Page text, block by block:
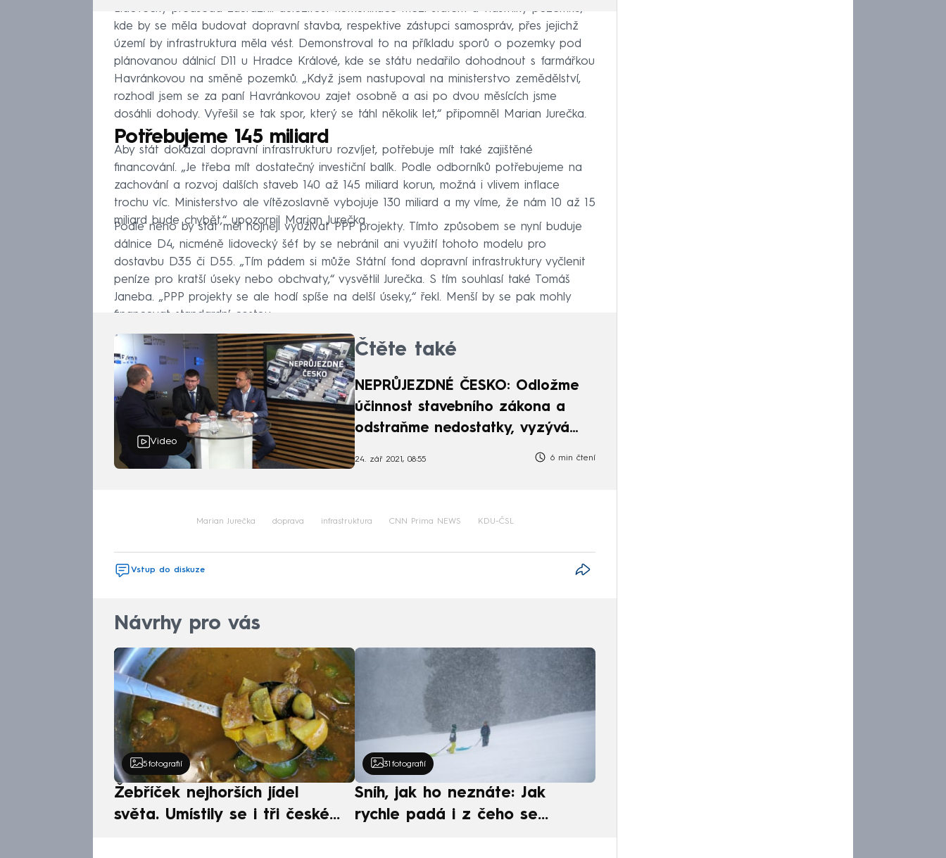
Lidovecký předseda zdůraznil důležitost komunikace mezi státem a vlastníky pozemků,
kde by se měla budovat dopravní stavba, respektive zástupci samospráv, přes jejichž
území by infrastruktura měla vést. Demonstroval to na příkladu sporů o pozemky pod
plánovanou dálnicí D11 u Hradce Králové, kde se státu nedařilo dohodnout s farmářkou
Havránkovou na směně pozemků. „Když jsem nastupoval na ministerstvo zemědělství,
rozhodl jsem se za paní Havránkovou zajet osobně a asi po dvou měsících jsme
dosáhli dohody. Vyřešil se tak spor, který se táhl několik let,“ připomněl Marian Jurečka.
Potřebujeme 145 miliard
Aby stát dokázal dopravní infrastrukturu rozvíjet, potřebuje mít také zajištěné
financování. „Je třeba mít dostatečný investiční balík. Podle odborníků potřebujeme na
zachování a rozvoj dalších staveb 140 až 145 miliard korun, možná i vlivem inflace
trochu víc. Ministerstvo ale vítězoslavně vybojuje 130 miliard a my víme, že nám 10 až 15
miliard bude chybět,“ upozornil Marian Jurečka.
Podle něho by stát měl hojněji využívat PPP projekty. Tímto způsobem se nyní buduje
dálnice D4, nicméně lidovecký šéf by se nebránil ani využití tohoto modelu pro
dostavbu D35 či D55. „Tím pádem si může Státní fond dopravní infrastruktury vyčlenit
peníze pro kratší úseky nebo obchvaty,“ vysvětlil Jurečka. S tím souhlasí také Tomáš
Janeba. „PPP projekty se ale hodí spíše na delší úseky,“ řekl. Menší by se pak mohly
financovat standardní cestou.
Video
Čtěte také
NEPRŮJEZDNÉ ČESKO: Odložme
účinnost stavebního zákona a
odstraňme nedostatky, vyzývá
24. zář 2021, 08:55 6 min čtení
Marian Jurečka doprava infrastruktura CNN Prima NEWS KDU-ČSL
Vstup do diskuze
Návrhy pro vás
5 fotografií
Žebříček nejhorších jídel
světa. Umístily se i tři české
31 fotografií
Sníh, jak ho neznáte: Jak
rychle padá i z čeho se